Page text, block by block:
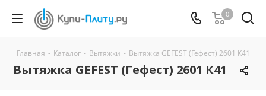
0
Главная - Каталог - Вытяжки - Вытяжка GEFEST (Гефест) 2601 К41
Вытяжка GEFEST (Гефест) 2601 К41